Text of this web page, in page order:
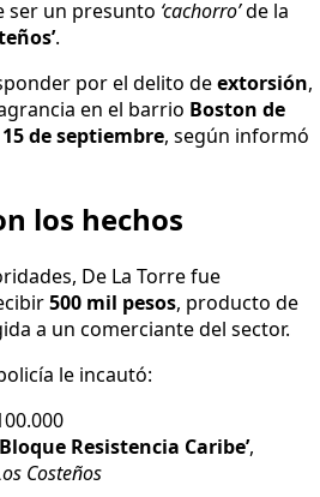
ser un presunto ‘cachorro’de la
.
por el delito deextorsión,
en el barrio Boston de
15 de septiembre, según informó
los hechos
De La Torre fue
500 mil pesos, producto de
a un comerciante del sector.
le incautó:
Resistencia Caribe’,
Costeños